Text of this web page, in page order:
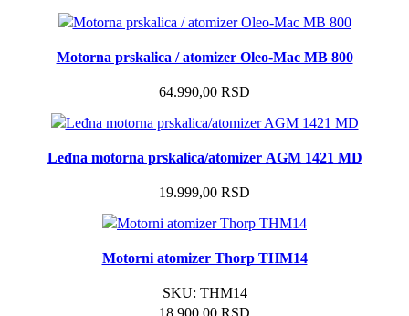
Motorna prskalica / atomizer Oleo-Mac MB 800
64.990,00 RSD
Leđna motorna prskalica/atomizer AGM 1421 MD
19.999,00 RSD
Motorni atomizer Thorp THM14
SKU: THM14
18.900,00 RSD